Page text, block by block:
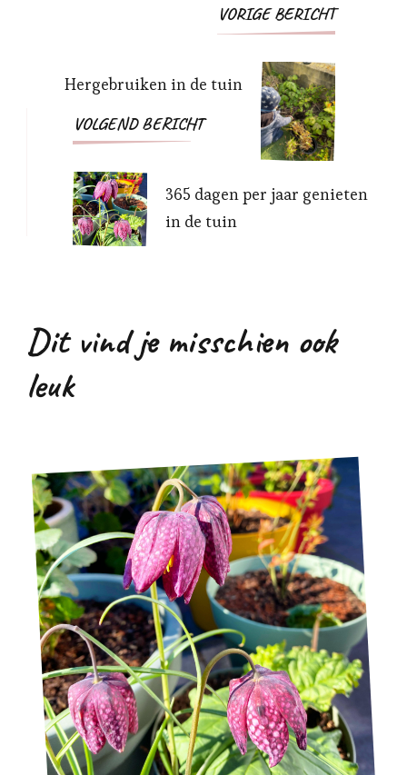
Bericht
VORIGE BERICHT
Hergebruiken in de tuin
VOLGEND BERICHT
365 dagen per jaar genieten
in de tuin
Dit vind je misschien ook
leuk